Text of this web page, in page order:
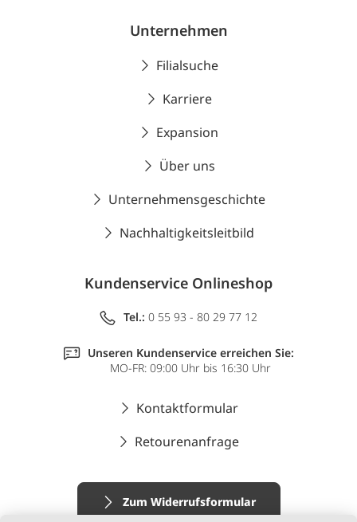
Unternehmen
Filialsuche
Karriere
Expansion
Über uns
Unternehmensgeschichte
Nachhaltigkeitsleitbild
Kundenservice Onlineshop
Tel.: 0 55 93 - 80 29 77 12
Unseren Kundenservice erreichen Sie:
MO-FR: 09:00 Uhr bis 16:30 Uhr
Kontaktformular
Retourenanfrage
Zum Widerrufsformular